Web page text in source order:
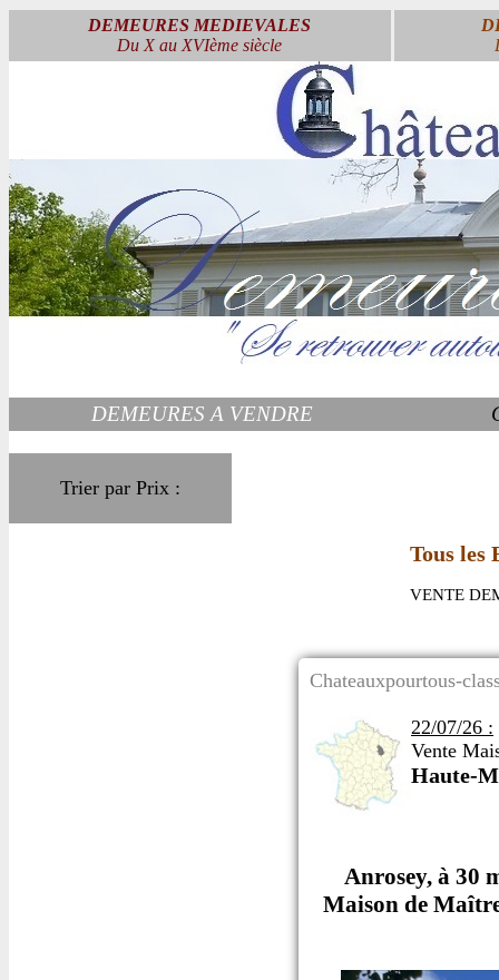
DEMEURES MEDIEVALES
Du X au XVIème siècle
DEMEURES A VENDRE
Trier par Prix :
Tous les
VENTE
Chateauxpourtous-
22/07/26 :
Vente
Haute-
Anrosey, à 30
Maison de